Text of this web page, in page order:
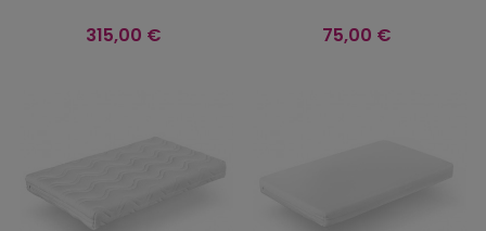
Precio
315,00 € Precio
75,00 €